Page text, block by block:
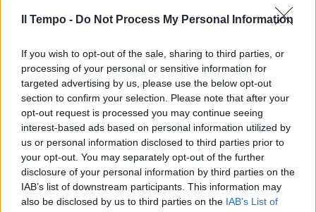
Il Tempo - Do Not Process My Personal Information
If you wish to opt-out of the sale, sharing to third parties, or
processing of your personal or sensitive information for
targeted advertising by us, please use the below opt-out
section to confirm your selection. Please note that after your
opt-out request is processed you may continue seeing
interest-based ads based on personal information utilized by
us or personal information disclosed to third parties prior to
your opt-out. You may separately opt-out of the further
disclosure of your personal information by third parties on the
IAB’s list of downstream participants. This information may
also be disclosed by us to third parties on the IAB’s List of